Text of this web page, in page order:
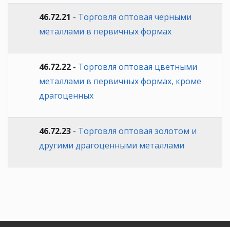
46.72.21 - Торговля оптовая черными
металлами в первичных формах
46.72.22 - Торговля оптовая цветными
металлами в первичных формах, кроме
драгоценных
46.72.23 - Торговля оптовая золотом и
другими драгоценными металлами